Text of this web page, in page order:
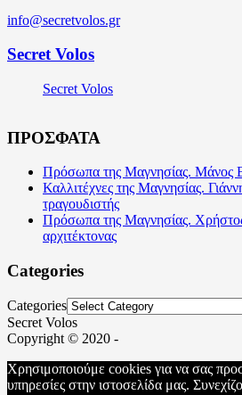
info@secretvolos.gr
Secret Volos
Secret Volos
ΠΡΟΣΦΑΤΑ
Πρόσωπα της Μαγνησίας. Μάνος
Καλλιτέχνες της Μαγνησίας.
τραγουδιστής
Πρόσωπα της Μαγνησίας.
αρχιτέκτονας
Categories
Categories
Secret Volos
Copyright © 2020 -
Χρησιμοποιούμε cookies για να σας
υπηρεσίες στην ιστοσελίδα μας.